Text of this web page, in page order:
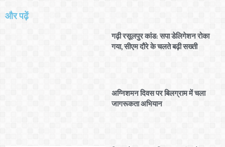
और पढ़ें
गढ़ी रसूलपुर कांड: सपा डेलिगेशन रोका
गया, सीएम दौरे के चलते बढ़ी सख्ती
अग्निशमन दिवस पर बिलग्राम में चला
जागरूकता अभियान